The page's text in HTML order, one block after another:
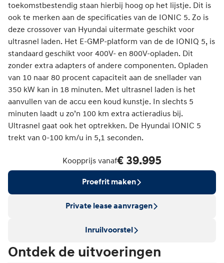
toekomstbestendig staan hierbij hoog op het lijstje. Dit is
ook te merken aan de specificaties van de IONIC 5. Zo is
deze crossover van Hyundai uitermate geschikt voor
ultrasnel laden. Het E-GMP-platform van de de IONIQ 5, is
standaard geschikt voor 400V- en 800V-opladen. Dit
zonder extra adapters of andere componenten. Opladen
van 10 naar 80 procent capaciteit aan de snellader van
350 kW kan in 18 minuten. Met ultrasnel laden is het
aanvullen van de accu een koud kunstje. In slechts 5
minuten laadt u zo’n 100 km extra actieradius bij.
Ultrasnel gaat ook het optrekken. De Hyundai IONIC 5
trekt van 0-100 km/u in 5,1 seconden.
Koopprijs vanaf€ 39.995
Proefrit maken
Private lease aanvragen
Inruilvoorstel
Ontdek de uitvoeringen